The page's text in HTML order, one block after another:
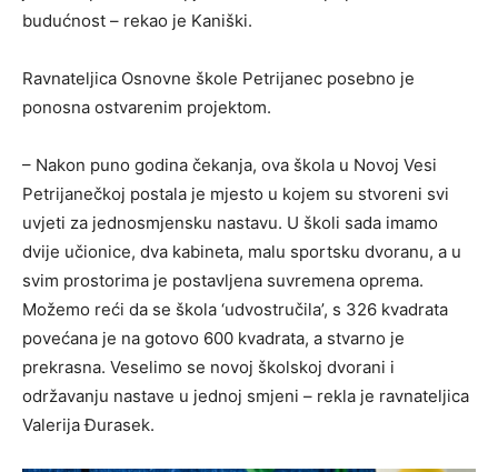
budućnost – rekao je Kaniški.
Ravnateljica Osnovne škole Petrijanec posebno je
ponosna ostvarenim projektom.
– Nakon puno godina čekanja, ova škola u Novoj Vesi
Petrijanečkoj postala je mjesto u kojem su stvoreni svi
uvjeti za jednosmjensku nastavu. U školi sada imamo
dvije učionice, dva kabineta, malu sportsku dvoranu, a u
svim prostorima je postavljena suvremena oprema.
Možemo reći da se škola ‘udvostručila’, s 326 kvadrata
povećana je na gotovo 600 kvadrata, a stvarno je
prekrasna. Veselimo se novoj školskoj dvorani i
održavanju nastave u jednoj smjeni – rekla je ravnateljica
Valerija Đurasek.